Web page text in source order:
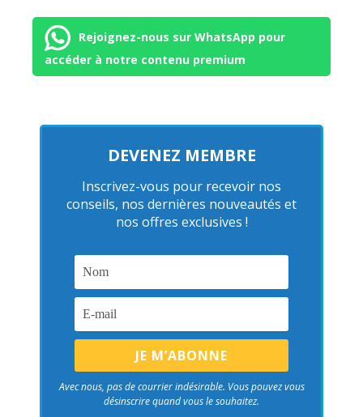
Rejoignez-nous sur WhatsApp pour
accéder à notre contenu premium
DEVENEZ MEMBRE
Inscrivez-vous pour recevoir nos
conseils, nos dernières nouveautés et
nos offres exclusives !
Avec nous, pas de courrier indésirable. Vous pouvez vous
désinscrire quand vous le souhaitez.